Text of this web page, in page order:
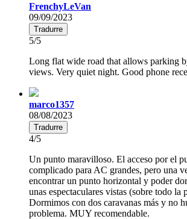
FrenchyLeVan
09/09/2023
Tradurre
5/5
Long flat wide road that allows parking
views. Very quiet night. Good phone
marco1357
08/08/2023
Tradurre
4/5
Un punto maravilloso. El acceso por el
complicado para AC grandes, pero una
encontrar un punto horizontal y poder
unas espectaculares vistas (sobre todo la
Dormimos con dos caravanas más y no
problema. MUY recomendable.